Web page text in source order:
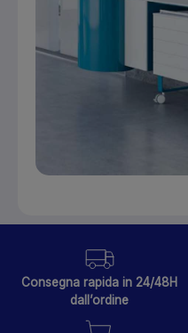
Consegna rapida in 24/48H
dall’ordine